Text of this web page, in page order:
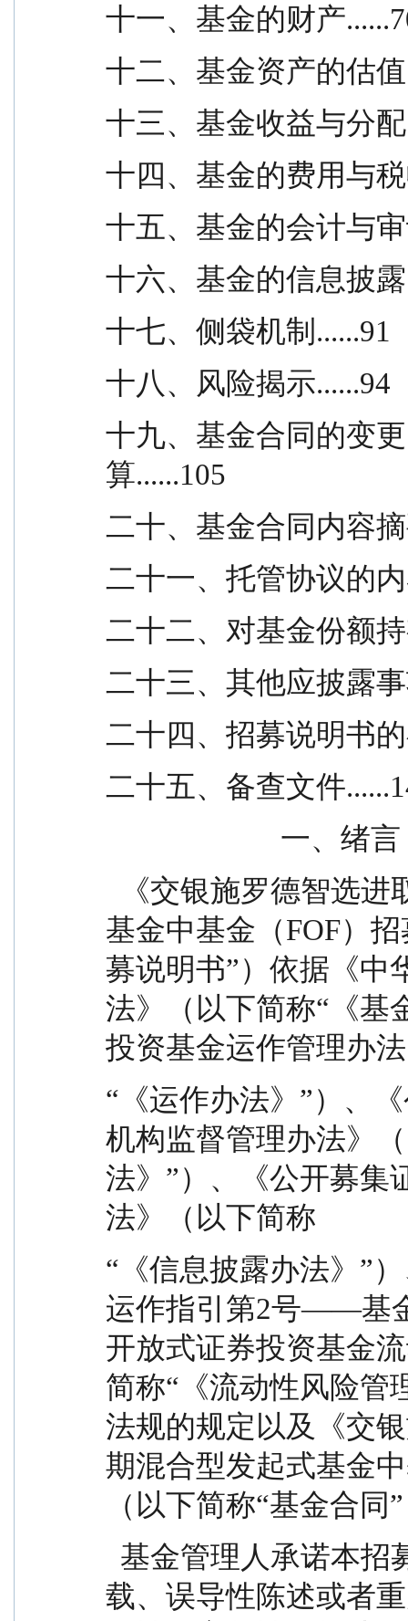
十一、基金的财产
十二、基金资产的估值
十三、基金收益与分配
十四、基金的费用与
十五、基金的会计与
十六、基金的信息披露
十七、侧袋机制......91
十八、风险揭示......94
十九、基金合同的变
算......105
二十、基金合同内容
二十一、托管协议的
二十二、对基金份额
二十三、其他应披露
二十四、招募说明书
二十五、备查文件
                        一、绪言
基金中基金（FOF）
募说明书”）依据《中
法》（以下简称“《基
投资基金运作管理办
“《运作办法》”）、
机构监督管理办法》
法》”）、《公开募集
法》（以下简称
“《信息披露办法》”
运作指引第2号——基
开放式证券投资基金
简称“《流动性风险管
法规的规定以及《交
期混合型发起式基金
（以下简称“基金合同
载、误导性陈述或者